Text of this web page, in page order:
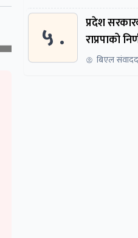
५ .
प्रदेश
राप्रपाको
बिएल